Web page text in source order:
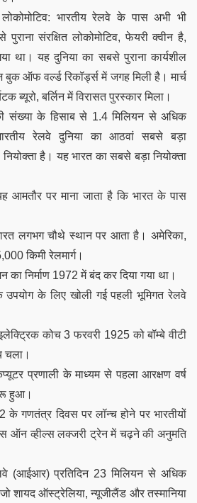
भारतीय रेलवे के पास अभी भी
पुराना संरक्षित लोकोमोटिव, फेयरी क्वीन है,
था। यह दुनिया का सबसे पुराना कार्यशील
ऑफ वर्ल्ड रिकॉर्ड्स में जगह मिली है। मार्च
ब्यूरो, बर्लिन में विरासत पुरस्कार मिला।
संख्या के हिसाब से 1.4 मिलियन से अधिक
रेलवे दुनिया का आठवां सबसे बड़ा
नियोक्ता है। यह भारत का सबसे बड़ा नियोक्ता
आमतौर पर माना जाता है कि भारत के पास
लगभग चौथे स्थान पर आता है। अमेरिका,
किमी रेलमार्ग।
का निर्माण 1972 में बंद कर दिया गया था।
उपयोग के लिए खोली गई पहली भूमिगत रेलवे
कोच 3 फरवरी 1925 को बॉम्बे वीटी
चला।
प्रणाली के माध्यम से पहला आरक्षण वर्ष
हुआ।
गणतंत्र दिवस पर लॉन्च होने पर भारतीयों
ऑन व्हील्स लक्जरी ट्रेन में चढ़ने की अनुमति
(आईआर) प्रतिदिन 23 मिलियन से अधिक
शायद ऑस्ट्रेलिया, न्यूजीलैंड और तस्मानिया